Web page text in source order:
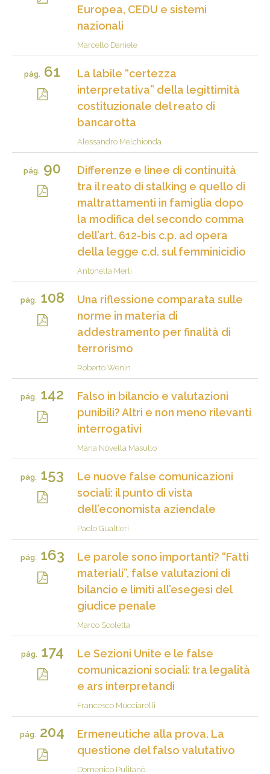
Europea, CEDU e sistemi
nazionali
Marcello Daniele
pág. 61
La labile “certezza
interpretativa” della legittimità
costituzionale del reato di
bancarotta
Alessandro Melchionda
pág. 90
Differenze e linee di continuità
tra il reato di stalking e quello di
maltrattamenti in famiglia dopo
la modifica del secondo comma
dell’art. 612-bis c.p. ad opera
della legge c.d. sul femminicidio
Antonella Merli
pág.108
Una riflessione comparata sulle
norme in materia di
addestramento per finalità di
terrorismo
Roberto Wenin
pág. 142
Falso in bilancio e valutazioni
punibili? Altri e non meno rilevanti
interrogativi
Maria Novella Masullo
pág. 153
Le nuove false comunicazioni
sociali: il punto di vista
dell’economista aziendale
Paolo Gualtieri
pág.163
Le parole sono importanti? “Fatti
materiali”, false valutazioni di
bilancio e limiti all’esegesi del
giudice penale
Marco Scoletta
pág.174
Le Sezioni Unite e le false
comunicazioni sociali: tra legalità
e ars interpretandi
Francesco Mucciarelli
pág. 204
Ermeneutiche alla prova. La
questione del falso valutativo
Domenico Pulitanò